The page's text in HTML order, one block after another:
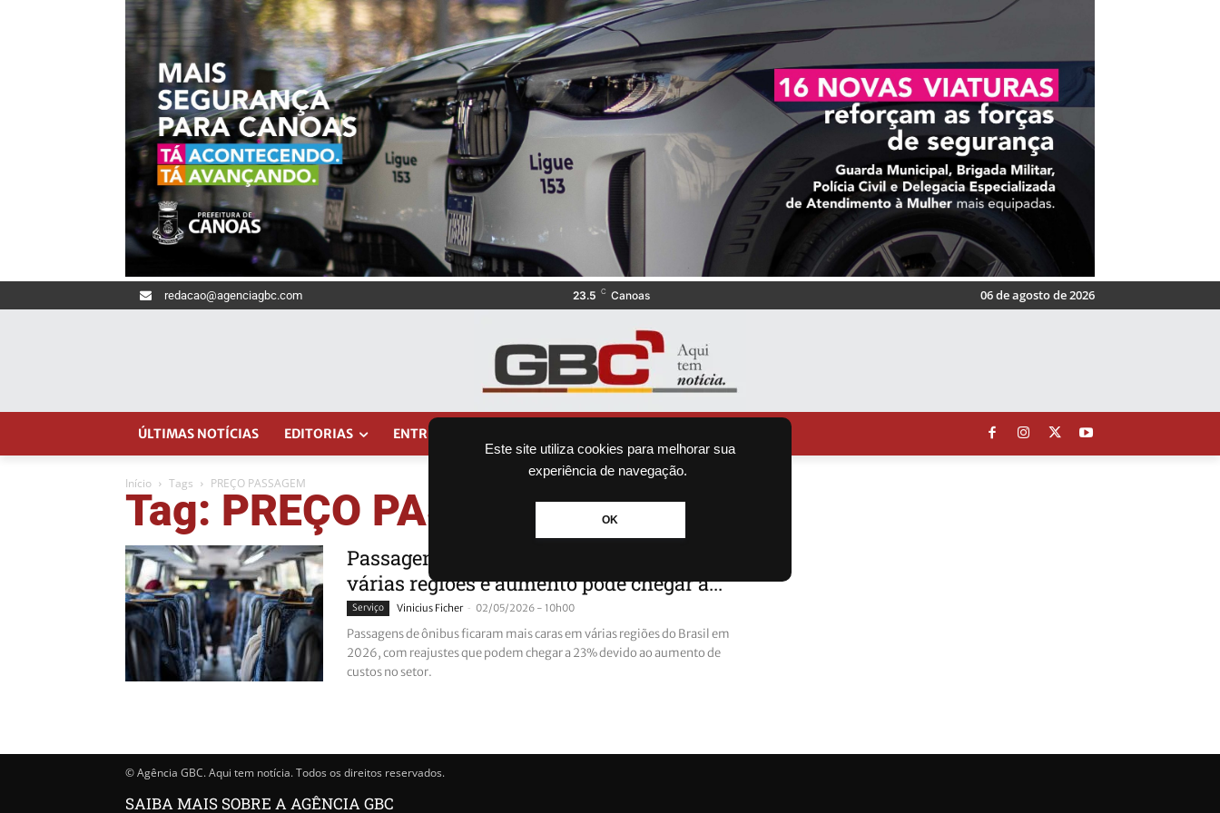
Este site utiliza cookies para melhorar sua
experiência de navegação.
OK
redacao@agenciagbc.com 23.5 C Canoas 06 de agosto de 2026
ÚLTIMAS NOTÍCIAS EDITORIAS ENTRETENIMENTO
Início Tags PREÇO PASSAGEM
Tag: PREÇO PASSAGEM
Passagens de ônibus ficam mais caras em
várias regiões e aumento pode chegar a...
Serviço Vinicius Ficher - 02/05/2026 - 10h00
Passagens de ônibus ficaram mais caras em várias regiões do Brasil em
2026, com reajustes que podem chegar a 23% devido ao aumento de
custos no setor.
© Agência GBC. Aqui tem notícia. Todos os direitos reservados.
SAIBA MAIS SOBRE A AGÊNCIA GBC